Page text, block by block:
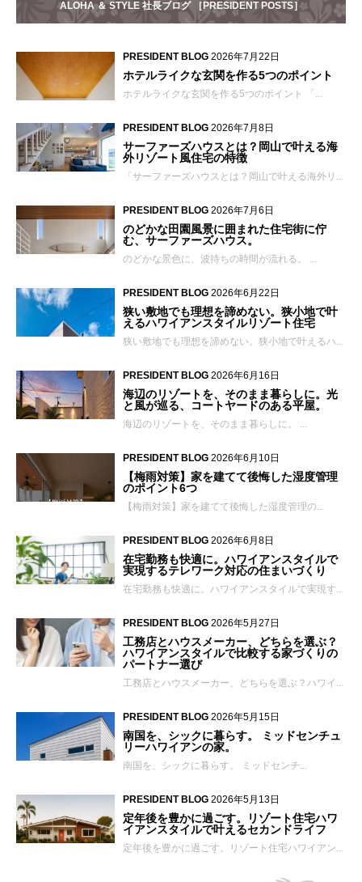
ALOHA ＆ STYLE 社長ブログ ［PRESIDENT POSTS］
PRESIDENT BLOG 2026年7月22日
ホテルライクな玄関を作る5つのポイント
ホテルライクな玄関を作る5つのポイント 「...
PRESIDENT BLOG 2026年7月8日
サーファーズハウスとは？岡山で叶える海
外リゾート風住宅の特徴
「サーファーズハウスとは？岡山で叶える海外リ...
PRESIDENT BLOG 2026年7月6日
のどかな田園風景に囲まれた住宅街に佇
む、サーファーズハウス。
のどかな景色に、波待ちの時間が流れる。 ...
PRESIDENT BLOG 2026年6月22日
狭い敷地でも理想を諦めない。狭小地で叶
えるハワイアンスタイルリゾート住宅
狭い敷地でも理想を諦めない。狭小地で叶えるハ...
PRESIDENT BLOG 2026年6月16日
海辺のリゾートを、そのまま暮らしに。光
と風が巡る、コートヤードのある平屋。
海辺のリゾートを、そのまま暮らしに。 ...
PRESIDENT BLOG 2026年6月10日
【梅雨対策】家を建てて後悔した湿度管理
のポイント6つ
【梅雨対策】家を建てて後悔した湿度管理の...
PRESIDENT BLOG 2026年6月8日
在宅勤務も快適に。ハワイアンスタイルで
実現するテレワーク対応の住まいづくり
在宅勤務も快適に。ハワイアンスタイルで実現す...
PRESIDENT BLOG 2026年5月27日
工務店とハウスメーカー、どちらを選ぶ？
ハワイアンスタイルで比較する家づくりの
パートナー選び
工務店とハウスメーカー、どちらを選ぶ？ハワイ...
PRESIDENT BLOG 2026年5月15日
南国を、シックに暮らす。 ミッドセンチュ
リーハワイアンの家。
南国を、シックに暮らす。 ミッドセンチ...
PRESIDENT BLOG 2026年5月13日
定年後を豊かに過ごす。リゾート住宅ハワ
イアンスタイルで叶えるセカンドライフ
定年後を豊かに過ごす。リゾート住宅ハワイアン...